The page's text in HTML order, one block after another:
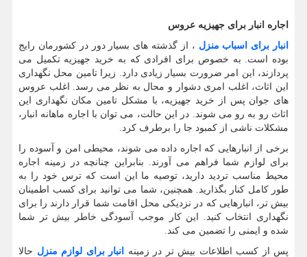
اجاره انبار برای جهیزیه عروس
انبار برای اسباب منزل ، از گذشته های بسیار دور در کشورمان رایج
بوده است. به خصوص برای افرادی که به خرید جهیزیه تکمیل می
پردازند، این امر ضرورت بسیار زیادی دارد. زیرا تامین محل نگهداری
این اثاث، اغلب امری دشوار و محال به نظر می رسد. اغلب عروس
های جوان پس از خرید جهیزیه، با مشکل تامین مکان نگهداری این
اثاث رو به رو می شوند. در این حالت، می توان با اجاره ماهانه انبار،
مشکلات ناشی از کمبود جا را برطرف کرد.
برخی از انبارهایی که اجاره داده می شوند، محیطی امن و آسوده را
برای لوازم شما فراهم می آورند. بنابراین چنانچه در زمینه اجاره
محیط مناسب تردید دارید، توصیه ما این است که ترس خود را به
طور کامل کنار بگذارید. همچنین، شما می توانید برای کسب اطمینان
بیش تر، انبارهایی که در نزدیکی محل اقامت شما قرار دارند را برای
نگهداری انتخاب کنید. این کار موجب آسودگی خاطر بیش تر شما
شده و ایمنی را تضمین می کند.
پس از کسب اطلاعات بیش تر در زمینه
انبار برای لوازم منزل حالا